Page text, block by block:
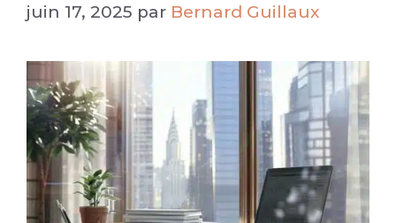
juin 17, 2025 par Bernard Guillaux